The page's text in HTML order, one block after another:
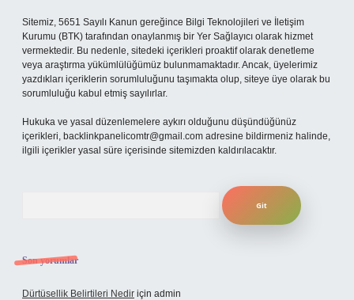
Sitemiz, 5651 Sayılı Kanun gereğince Bilgi Teknolojileri ve İletişim
Kurumu (BTK) tarafından onaylanmış bir Yer Sağlayıcı olarak hizmet
vermektedir. Bu nedenle, sitedeki içerikleri proaktif olarak denetleme
veya araştırma yükümlülüğümüz bulunmamaktadır. Ancak, üyelerimiz
yazdıkları içeriklerin sorumluluğunu taşımakta olup, siteye üye olarak bu
sorumluluğu kabul etmiş sayılırlar.
Hukuka ve yasal düzenlemelere aykırı olduğunu düşündüğünüz
içerikleri, backlinkpanelicomtr@gmail.com adresine bildirmeniz halinde,
ilgili içerikler yasal süre içerisinde sitemizden kaldırılacaktır.
Son yorumlar
Dürtüsellik Belirtileri Nedir için admin